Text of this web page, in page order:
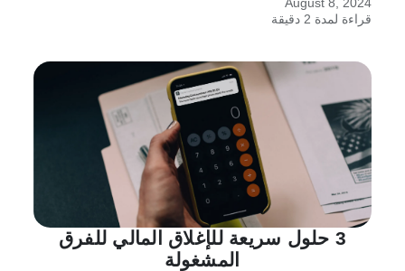
August 8, 2024
قراءة لمدة 2 دقيقة
3 حلول سريعة للإغلاق المالي للفرق
المشغولة